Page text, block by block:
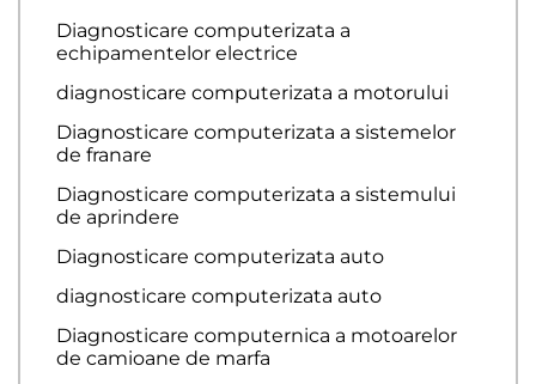
Diagnosticare computerizata a
echipamentelor electrice
diagnosticare computerizata a motorului
Diagnosticare computerizata a sistemelor
de franare
Diagnosticare computerizata a sistemului
de aprindere
Diagnosticare computerizata auto
diagnosticare computerizata auto
Diagnosticare computernica a motoarelor
de camioane de marfa